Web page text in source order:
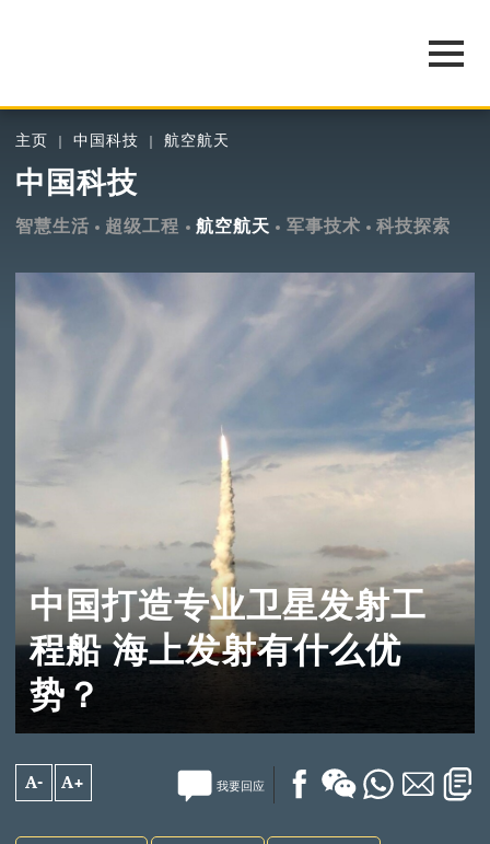
主页 中国科技 航空航天
中国科技
智慧生活 超级工程 航空航天 军事技术 科技探索
中国打造专业卫星发射工
程船 海上发射有什么优
势？
A- A+ 我要回应